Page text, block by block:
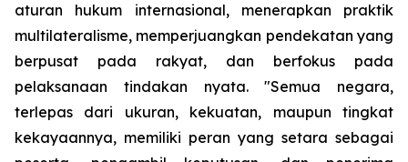
aturan hukum internasional, menerapkan praktik
multilateralisme, memperjuangkan pendekatan yang
berpusat pada rakyat, dan berfokus pada
pelaksanaan tindakan nyata. "Semua negara,
terlepas dari ukuran, kekuatan, maupun tingkat
kekayaannya, memiliki peran yang setara sebagai